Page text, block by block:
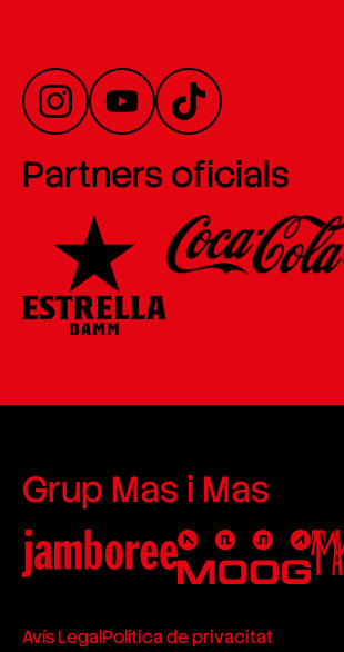
Partners oficials
Grup Mas i Mas
Avís LegalPolítica de privacitat